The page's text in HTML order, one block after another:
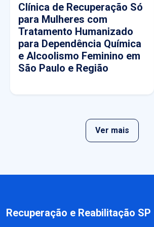
Clínica de Recuperação Só
para Mulheres com
Tratamento Humanizado
para Dependência Química
e Alcoolismo Feminino em
São Paulo e Região
Ver mais
Recuperação e Reabilitação SP